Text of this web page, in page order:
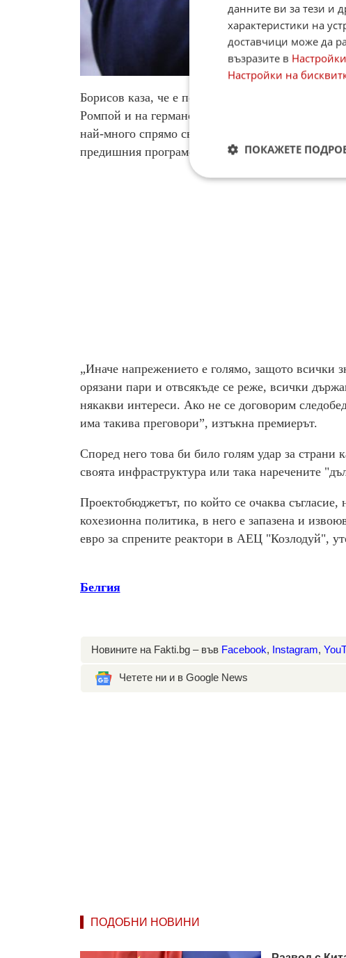
Борисов каза, че е получил уверението на
Ромпой и на германския канцлер Ангела
най-много спрямо своя принос в бюджета на ЕС
предишния програмен период.
„Иначе напрежението е голямо, защото всички
орязани пари и отвсякъде се реже, всички
някакви интереси. Ако не се договорим
има такива преговори”, изтъкна премиерът.
Според него това би било голям удар за страни
своята инфраструктура или така наречените
Проектобюджетът, по който се очаква съгласие,
кохезионна политика, в него е запазена и
евро за спрените реактори в АЕЦ "Козлодуй",
Белгия
Новините на Fakti.bg – във Facebook, Instagram,
Четете ни и в Google News
ПОДОБНИ НОВИНИ
данните ви за тези и
характеристики на
доставчици може да
възразите в
Настройки на
ПОКАЖЕТЕ